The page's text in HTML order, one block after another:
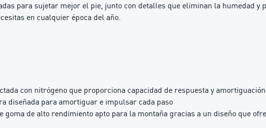
para sujetar mejor el pie, junto con detalles que eliminan la humedad y
en cualquier época del año.
con nitrógeno que proporciona capacidad de respuesta y
diseñada para amortiguar e impulsar cada paso
goma de alto rendimiento apto para la montaña gracias a un diseño que